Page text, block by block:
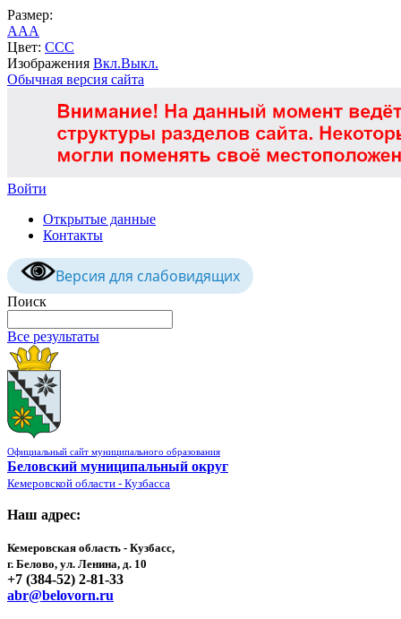
Размер:
AAA
Цвет: CCC
Изображения Вкл.Выкл.
Обычная версия сайта
Войти
Открытые данные
Контакты
Версия для слабовидящих
Поиск
Все результаты
Официальный сайт муниципального образования
Беловский муниципальный округ
Кемеровской области - Кузбасса
Наш адрес:
Кемеровская область - Кузбасс,
г. Белово, ул. Ленина, д. 10
+7 (384-52) 2-81-33
abr@belovorn.ru